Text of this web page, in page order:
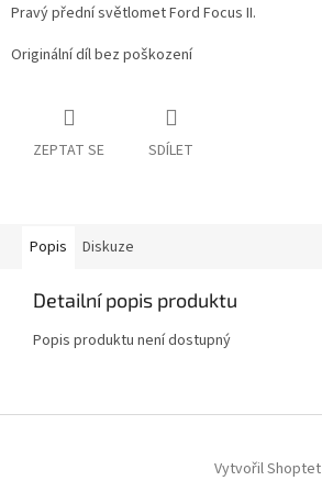
Pravý přední světlomet Ford Focus II.
Originální díl bez poškození
ZEPTAT SE SDÍLET
Popis Diskuze
Detailní popis produktu
Popis produktu není dostupný
Vytvořil Shoptet